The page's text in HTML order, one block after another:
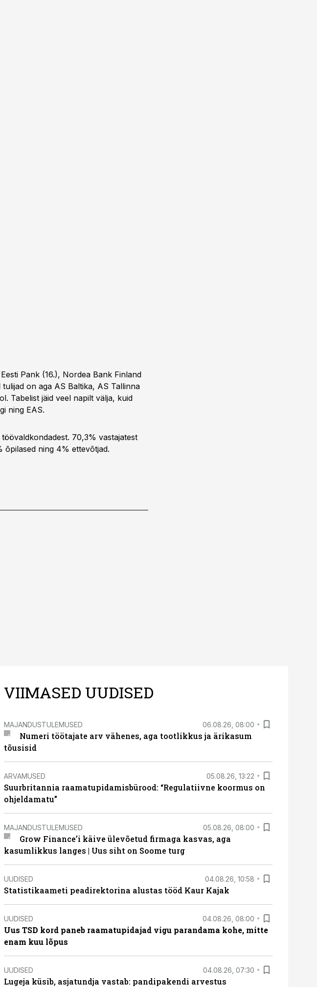
Pank (16.), Nordea Bank Finland
tulijad on aga AS Baltika, AS Tallinna
Tabelist jäid veel napilt välja, kuid
ning EAS.
70,3% vastajatest
õpilased ning 4% ettevõtjad.
VIIMASED UUDISED
MAJANDUSTULEMUSED 06.08.26, 08:00
Numeri töötajate arv vähenes, aga tootlikkus ja ärikasum
tõusisid
ARVAMUSED 05.08.26, 13:22
Suurbritannia raamatupidamisbürood: “Regulatiivne koormus on
ohjeldamatu”
MAJANDUSTULEMUSED 05.08.26, 08:00
Grow Finance’i käive ülevõetud firmaga kasvas, aga
kasumlikkus langes | Uus siht on Soome turg
UUDISED 04.08.26, 10:58
Statistikaameti peadirektorina alustas tööd Kaur Kajak
UUDISED 04.08.26, 08:00
Uus TSD kord paneb raamatupidajad vigu parandama kohe, mitte
enam kuu lõpus
UUDISED 04.08.26, 07:30
Lugeja küsib, asjatundja vastab: pandipakendi arvestus